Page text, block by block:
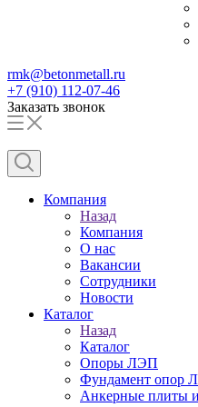
rmk@betonmetall.ru
+7 (910) 112-07-46
Заказать звонок
Компания
Назад
Компания
О нас
Вакансии
Сотрудники
Новости
Каталог
Назад
Каталог
Опоры ЛЭП
Фундамент опор
Анкерные плиты